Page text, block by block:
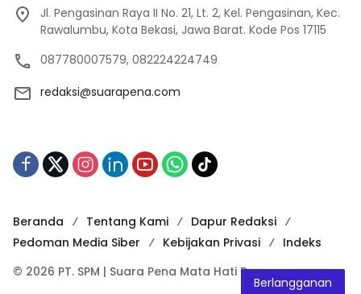
Jl. Pengasinan Raya II No. 21, Lt. 2, Kel. Pengasinan, Kec.
Rawalumbu, Kota Bekasi, Jawa Barat. Kode Pos 17115
087780007579, 082224224749
redaksi@suarapena.com
Beranda Tentang Kami
Dapur Redaksi
Pedoman Media Siber
Kebijakan Privasi
Indeks
© 2026 PT. SPM | Suara Pena Mata Hati Bangsa
Berlangganan